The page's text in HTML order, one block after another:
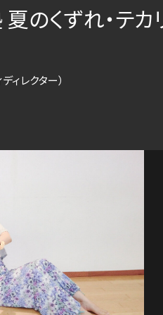
のくずれ・テ
ィレクター）